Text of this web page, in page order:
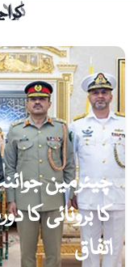
چیئرمین
کا برونائی کا
اتفاق